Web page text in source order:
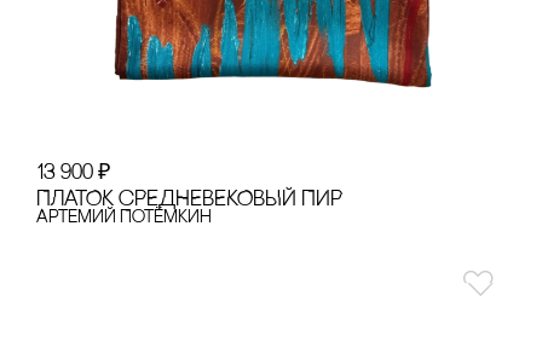
13 900 ₽
ПЛАТОК сРЕДНЕВЕКОВЫЙ ПИР
Артемий Потёмкин